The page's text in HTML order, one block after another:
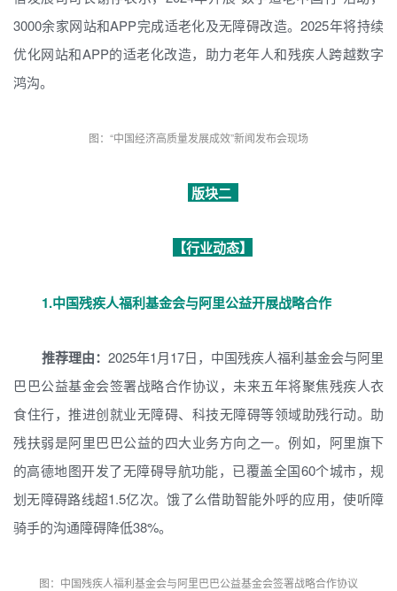
3000余家网站和APP完成适老化及无障碍改造。2025年将持续
优化网站和APP的适老化改造，助力老年人和残疾人跨越数字
鸿沟。
图：“中国经济高质量发展成效”新闻发布会现场
版块二
【行业动态】
1.中国残疾人福利基金会与阿里公益开展战略合作
推荐理由： 2025年1月17日，中国残疾人福利基金会与阿里
巴巴公益基金会签署战略合作协议，未来五年将聚焦残疾人衣
食住行，推进创就业无障碍、科技无障碍等领域助残行动。助
残扶弱是阿里巴巴公益的四大业务方向之一。例如，阿里旗下
的高德地图开发了无障碍导航功能，已覆盖全国60个城市，规
划无障碍路线超1.5亿次。饿了么借助智能外呼的应用，使听障
骑手的沟通障碍降低38%。
图：中国残疾人福利基金会与阿里巴巴公益基金会签署战略合作协议